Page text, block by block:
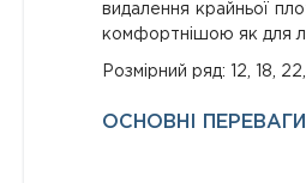
видалення крайньої
комфортнішою як для
Розмірний ряд: 12, 18,
ОСНОВНІ